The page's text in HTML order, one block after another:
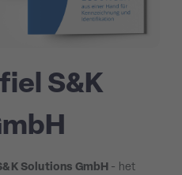
S&K
Solutions GmbH - het